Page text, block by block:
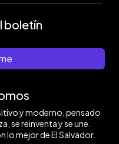
boletín
y moderno, pensado
se reinventa y se une.
lo mejor de El Salvador.